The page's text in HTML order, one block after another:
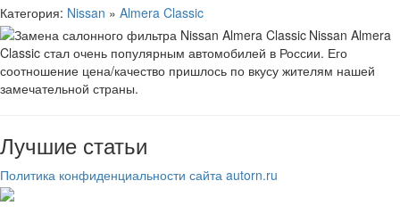
Категория: Nissan » Almera Classic
Nissan Almera
Classic стал очень популярным автомобилей в России. Его
соотношение цена/качество пришлось по вкусу жителям нашей
замечательной страны.
Лучшие статьи
Политика конфиденциальности сайта autorn.ru